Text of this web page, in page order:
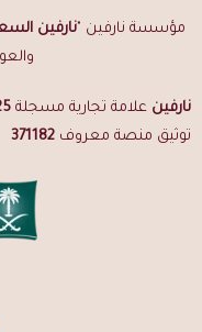
مؤسسة نارفين "نارفين
نارفين علامة تجارية مسجلة
توثيق منصة معروف 371182